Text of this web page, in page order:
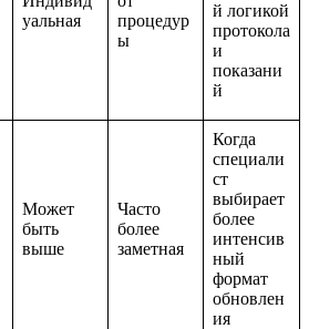
уальная
процедур
ы
й логикой
протокола
и
показани
й
Может
быть
выше
Часто
более
заметная
Когда
специали
ст
выбирает
более
интенсив
ный
формат
обновлен
ия